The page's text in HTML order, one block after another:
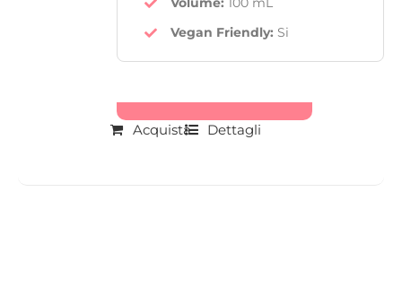
Vegan Friendly: Si
Acquista Dettagli